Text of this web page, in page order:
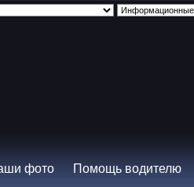
фото Помощь водителю